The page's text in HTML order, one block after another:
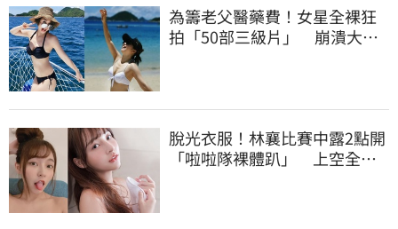
為籌老父醫藥費！女星全裸狂
拍「50部三級片」 崩潰大
脫光衣服！林襄比賽中露2點開
「啦啦隊裸體趴」 上空全裸